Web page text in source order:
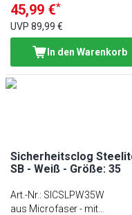
45,99 €*
UVP 89,99 €
In den Warenkorb
Sicherheitsclog
SB - Weiß - Größe: 35
Art.-Nr.: SICSLPW35W
aus Microfaser - mit